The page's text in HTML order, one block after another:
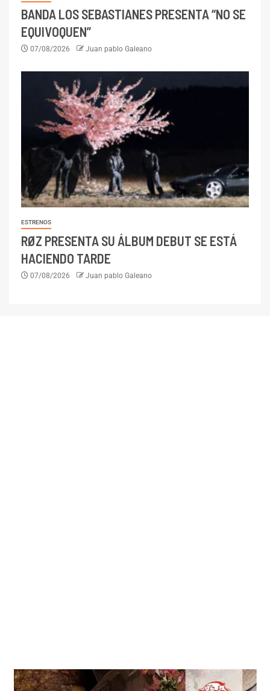
BANDA LOS SEBASTIANES PRESENTA “NO SE
EQUIVOQUEN”
07/08/2026 Juan pablo Galeano
ESTRENOS
RØZ PRESENTA SU ÁLBUM DEBUT SE ESTÁ
HACIENDO TARDE
07/08/2026 Juan pablo Galeano